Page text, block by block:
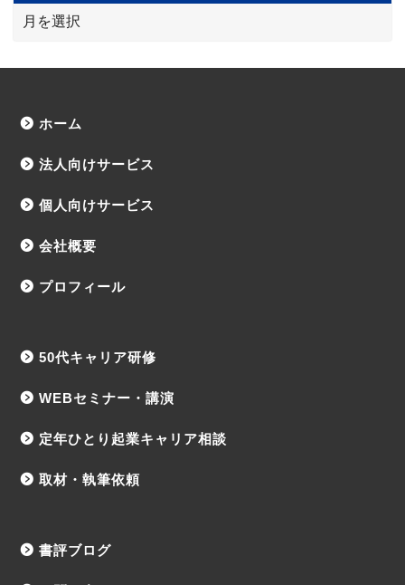
ホーム
法人向けサービス
個人向けサービス
会社概要
プロフィール
50代キャリア研修
WEBセミナー・講演
定年ひとり起業キャリア相談
取材・執筆依頼
書評ブログ